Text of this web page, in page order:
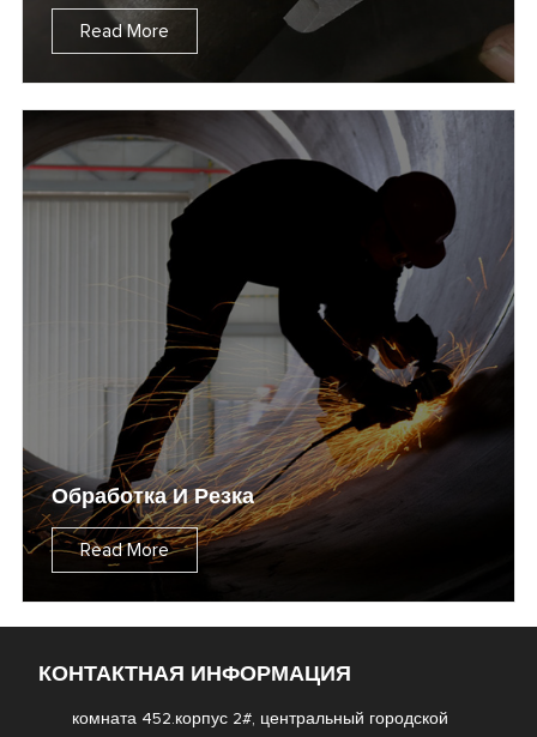
Read More
Обработка И Резка
Read More
КОНТАКТНАЯ ИНФОРМАЦИЯ
комната 452.корпус 2#, центральный городской